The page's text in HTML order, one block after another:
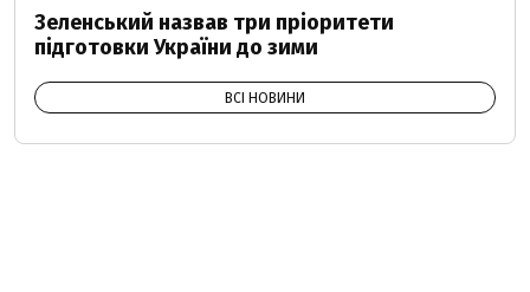
Зеленський назвав три пріоритети
підготовки України до зими
ВСІ НОВИНИ